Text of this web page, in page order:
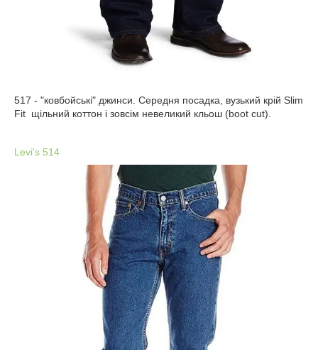
517 - "ковбойські" джинси. Середня посадка вузький крій Slim
Fit щільний коттон і зовсім невеликий кльош (boot cut).
Levi's 514